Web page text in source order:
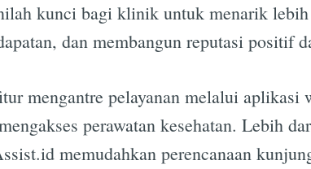
kunci bagi klinik untuk menarik lebih
dan membangun reputasi positif
mengantre pelayanan melalui aplikasi
perawatan kesehatan. Lebih
memudahkan perencanaan